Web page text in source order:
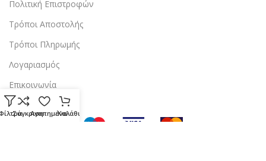
Πολιτική Επιστροφών
Τρόποι Αποστολής
Τρόποι Πληρωμής
Λογαριασμός
Επικοινωνία
ΣύγκρισηΑγαπημέναΚαλάθι